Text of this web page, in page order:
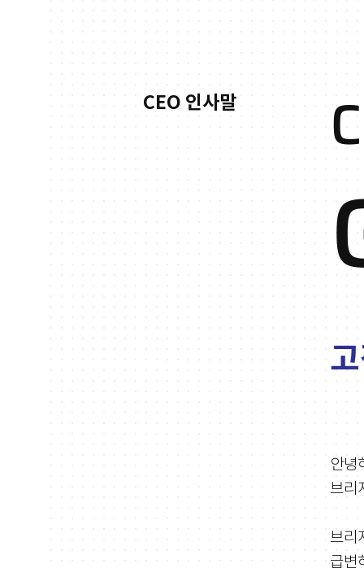
CEO 인사말
안녕
브리
브리
급변